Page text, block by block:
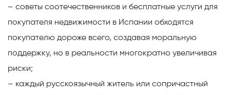
– советы соотечественников и бесплатные услуги для
покупателя недвижимости в Испании обходятся
покупателю дороже всего, создавая моральную
поддержку, но в реальности многократно увеличивая
риски;
– каждый русскоязычный житель или сопричастный